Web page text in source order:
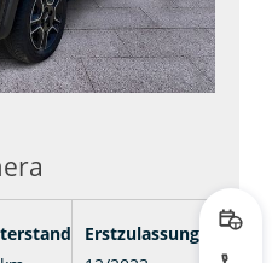
Erstzulassung